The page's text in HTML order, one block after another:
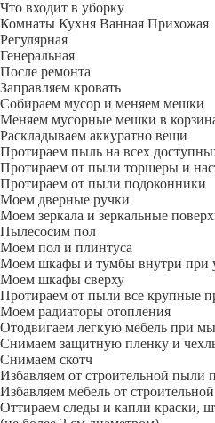
Что входит в уборку
Регу­лярная
Гене­ральная
После ремонта
Заправляем кровать
Собираем мусор и меняем мешки
Меняем мусорные мешки в
Раскладываем аккуратно вещи
Протираем пыль на всех
Протираем от пыли торшеры и
Протираем от пыли подоконники
Моем дверные ручки
Моем зеркала и зеркальные
Пылесосим пол
Моем пол и плинтуса
Моем шкафы и тумбы внутри при
Моем шкафы сверху
Протираем от пыли все крупные
Моем радиаторы отопления
Отодвигаем легкую мебель при
Снимаем защитную пленку и
Снимаем скотч
Избавляем от строительной пыли
Избавляем мебель от
Оттираем следы и капли краски,